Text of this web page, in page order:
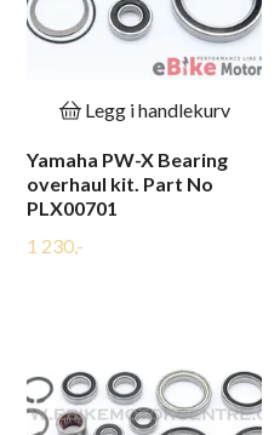
Legg i handlekurv
Yamaha PW-X Bearing
overhaul kit. Part No
PLX00701
1 230,-